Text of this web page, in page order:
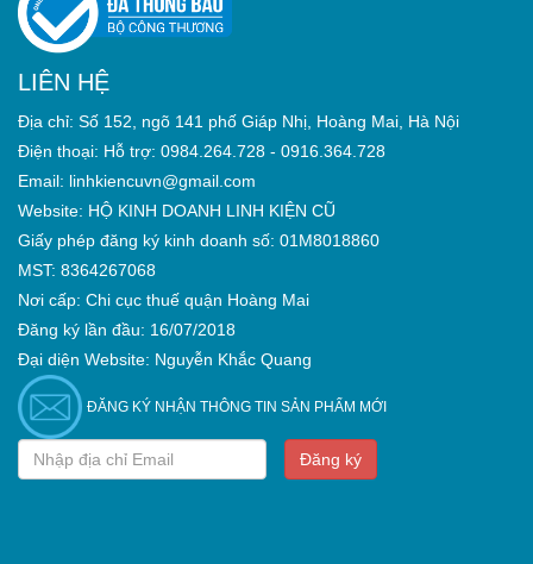
LIÊN HỆ
Địa chỉ: Số 152, ngõ 141 phố Giáp Nhị, Hoàng Mai, Hà Nội
Điện thoại: Hỗ trợ: 0984.264.728 - 0916.364.728
Email: linhkiencuvn@gmail.com
Website: HỘ KINH DOANH LINH KIỆN CŨ
Giấy phép đăng ký kinh doanh số: 01M8018860
MST: 8364267068
Nơi cấp: Chi cục thuế quận Hoàng Mai
Đăng ký lần đầu: 16/07/2018
Đại diện Website: Nguyễn Khắc Quang
ĐĂNG KÝ NHẬN THÔNG TIN SẢN PHẨM MỚI
Đăng ký